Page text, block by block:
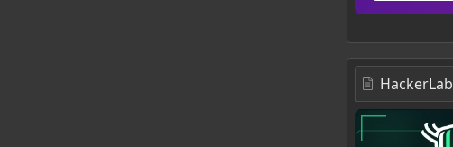
HackerLab